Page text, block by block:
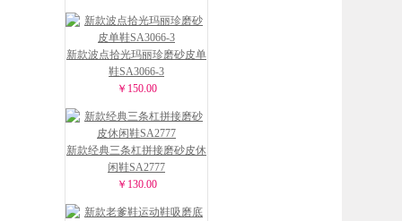
新款波点拾光玛丽珍磨砂皮单
鞋SA3066-3
￥150.00
新款经典三条杠拼接磨砂皮休
闲鞋SA2777
￥130.00